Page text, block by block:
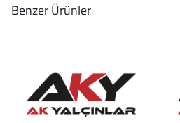
Benzer Ürünler